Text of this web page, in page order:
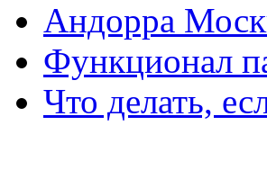
Андорра
Функционал
Что делать,